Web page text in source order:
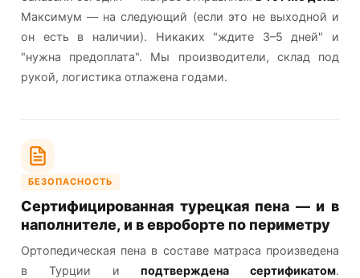
Максимум — на следующий (если это не выходной и
он есть в наличии). Никаких "ждите 3–5 дней" и
"нужна предоплата". Мы производители, склад под
рукой, логистика отлажена годами.
БЕЗОПАСНОСТЬ
Сертифицированная турецкая пена — и в
наполнителе, и в евроборте по периметру
Ортопедическая пена в составе матраса произведена
в Турции иподтверждена сертификатом.